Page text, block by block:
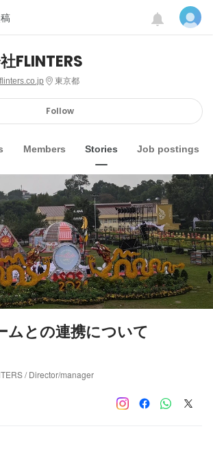
FLINTERS
東京都
Follow
Members Stories Job postings
ムとの連携について
/ Director/manager